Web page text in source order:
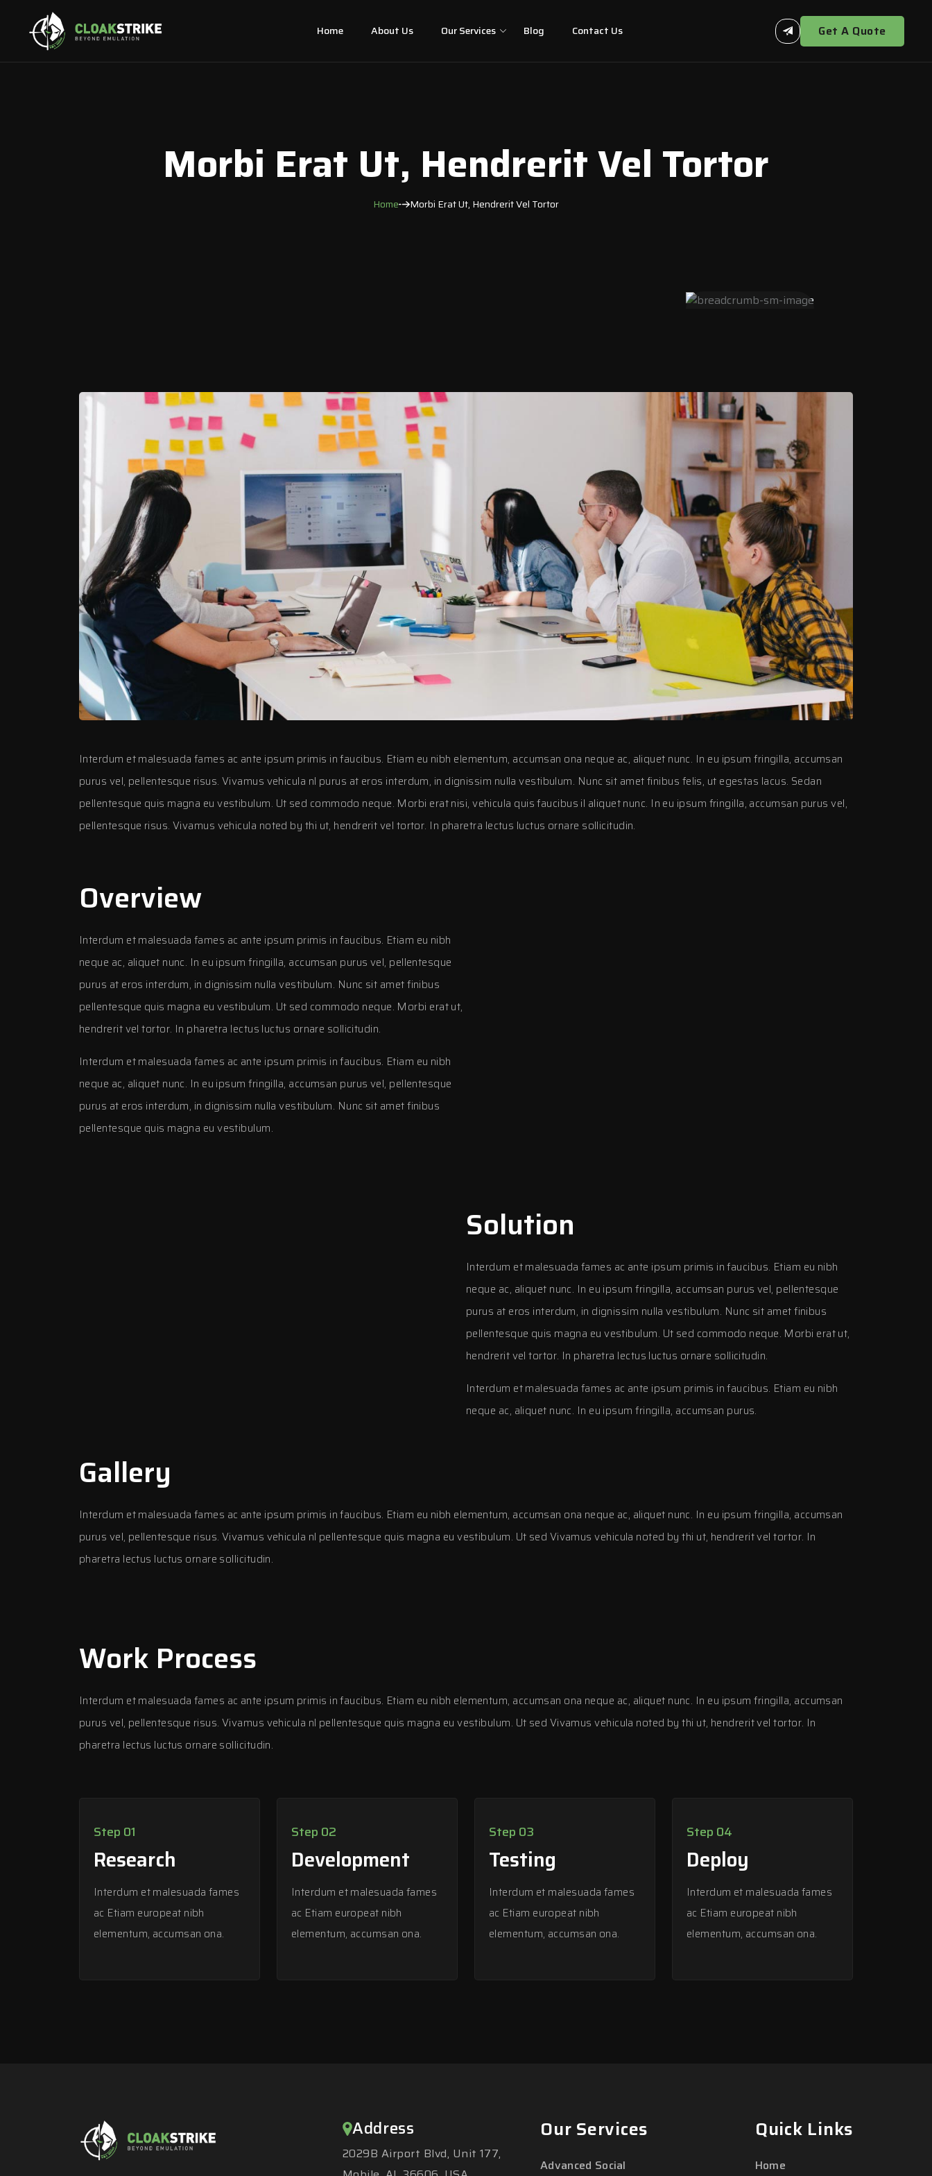
Home About Us Our Services Blog Contact Us Get A Quote
Morbi Erat Ut, Hendrerit Vel Tortor
Home Morbi Erat Ut, Hendrerit Vel Tortor
Interdum et malesuada fames ac ante ipsum primis in faucibus. Etiam eu nibh elementum, accumsan ona neque ac, aliquet nunc. In eu ipsum fringilla, accumsan
purus vel, pellentesque risus. Vivamus vehicula nl purus at eros interdum, in dignissim nulla vestibulum. Nunc sit amet finibus felis, ut egestas lacus. Sedan
pellentesque quis magna eu vestibulum. Ut sed commodo neque. Morbi erat nisi, vehicula quis faucibus il aliquet nunc. In eu ipsum fringilla, accumsan purus vel,
pellentesque risus. Vivamus vehicula noted by thi ut, hendrerit vel tortor. In pharetra lectus luctus ornare sollicitudin.
Overview
Interdum et malesuada fames ac ante ipsum primis in faucibus. Etiam eu nibh
neque ac, aliquet nunc. In eu ipsum fringilla, accumsan purus vel, pellentesque
purus at eros interdum, in dignissim nulla vestibulum. Nunc sit amet finibus
pellentesque quis magna eu vestibulum. Ut sed commodo neque. Morbi erat ut,
hendrerit vel tortor. In pharetra lectus luctus ornare sollicitudin.
Interdum et malesuada fames ac ante ipsum primis in faucibus. Etiam eu nibh
neque ac, aliquet nunc. In eu ipsum fringilla, accumsan purus vel, pellentesque
purus at eros interdum, in dignissim nulla vestibulum. Nunc sit amet finibus
pellentesque quis magna eu vestibulum.
Solution
Interdum et malesuada fames ac ante ipsum primis in faucibus. Etiam eu nibh
neque ac, aliquet nunc. In eu ipsum fringilla, accumsan purus vel, pellentesque
purus at eros interdum, in dignissim nulla vestibulum. Nunc sit amet finibus
pellentesque quis magna eu vestibulum. Ut sed commodo neque. Morbi erat ut,
hendrerit vel tortor. In pharetra lectus luctus ornare sollicitudin.
Interdum et malesuada fames ac ante ipsum primis in faucibus. Etiam eu nibh
neque ac, aliquet nunc. In eu ipsum fringilla, accumsan purus.
Gallery
Interdum et malesuada fames ac ante ipsum primis in faucibus. Etiam eu nibh elementum, accumsan ona neque ac, aliquet nunc. In eu ipsum fringilla, accumsan
purus vel, pellentesque risus. Vivamus vehicula nl pellentesque quis magna eu vestibulum. Ut sed Vivamus vehicula noted by thi ut, hendrerit vel tortor. In
pharetra lectus luctus ornare sollicitudin.
Work Process
Interdum et malesuada fames ac ante ipsum primis in faucibus. Etiam eu nibh elementum, accumsan ona neque ac, aliquet nunc. In eu ipsum fringilla, accumsan
purus vel, pellentesque risus. Vivamus vehicula nl pellentesque quis magna eu vestibulum. Ut sed Vivamus vehicula noted by thi ut, hendrerit vel tortor. In
pharetra lectus luctus ornare sollicitudin.
Step 01
Research
Interdum et malesuada fames
ac Etiam europeat nibh
elementum, accumsan ona.
Step 02
Development
Interdum et malesuada fames
ac Etiam europeat nibh
elementum, accumsan ona.
Step 03
Testing
Interdum et malesuada fames
ac Etiam europeat nibh
elementum, accumsan ona.
Step 04
Deploy
Interdum et malesuada fames
ac Etiam europeat nibh
elementum, accumsan ona.
Address
2029B Airport Blvd, Unit 177,
Our Services
Advanced Social
Quick Links
Home